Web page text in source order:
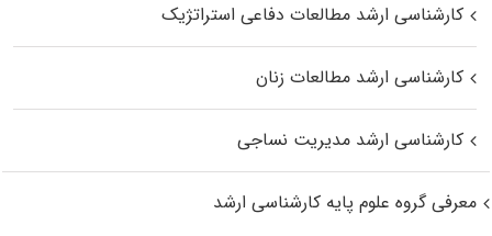
کارشناسی ارشد مطالعات دفاعی استراتژیک
کارشناسی ارشد مطالعات زنان
کارشناسی ارشد مدیریت نساجی
معرفی گروه علوم پایه کارشناسی ارشد